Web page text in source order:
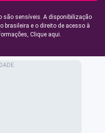
são sensíveis. A disponibilização
brasileira e o direito de acesso à
Clique aqui.